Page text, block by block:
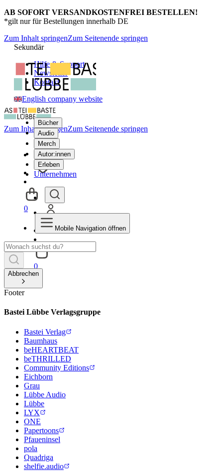
AB SOFORT VERSANDKOSTENFREI BESTELLEN!
*gilt nur für Bestellungen innerhalb DE
Zum Inhalt springenZum Seitenende springen
Sekundär
Hilfe & Support
Newsletter
Kontakt
English company website
Bücher
Audio
Merch
Autor:innen
Erleben
Unternehmen
0
Zum Inhalt springenZum Seitenende springen
0
Mobile Navigation öffnen
Abbrechen
Footer
Bastei Lübbe Verlagsgruppe
Bastei Verlag
Baumhaus
beHEARTBEAT
beTHRILLED
Community Editions
Eichborn
Grau
Lübbe Audio
Lübbe
LYX
ONE
Papertoons
Pfaueninsel
pola
Quadriga
shelfie.audio